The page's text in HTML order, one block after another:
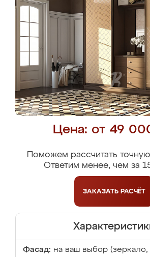
Цена: от 49
Поможем рассчитать
Ответим менее, чем за
ЗАКАЗАТЬ РАСЧЁТ
Фасад: на ваш выбор